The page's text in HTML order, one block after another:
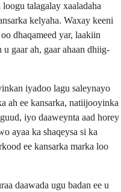
talagalay xaaladaha
kelyaha. Waxay keeni
dhaqameed yar, laakiin
gaar ah, gaar ahaan dhiig-
iyadoo lagu saleynayo
ah ee kansarka, natiijooyinka
iyo daaweynta aad horey
ayaa ka shaqeysa si ka
ee kansarka marka loo
daawada ugu badan ee u